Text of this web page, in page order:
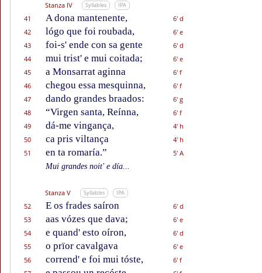
Stanza IV Syllables IPA
41 A dona mantenente,
6' d
42
lógo que foi roubada,
6' e
43
foi-s' ende con sa gente
6' d
44
mui trist' e mui coitada;
6' e
45
a Monsarrat aginna
6' f
46
chegou essa mesquinna,
6' f
47
dando grandes braados:
6' g
48
“Virgen santa, Reínna,
6' f
49
dá-me vingança,
4' h
50
ca pris viltança
4' h
51
en ta romaría.”
5' A
Mui grandes noit' e día...
Stanza V Syllables IPA
52 E os frades saíron
6' d
53
aas vózes que dava;
6' e
54
e quand' esto oíron,
6' d
55
o prïor cavalgava
6' e
56
corrend' e foi mui tóste,
6' f